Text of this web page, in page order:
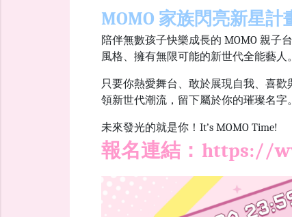
MOMO 家族閃亮新星計
陪伴無數孩子快樂成長的 MOMO 親子
風格、擁有無限可能的新世代全能藝人。
只要你熱愛舞台、敢於展現自我、喜
領新世代潮流，留下屬於你的璀璨名字。
未來發光的就是你！It’s MOMO Time!
報名連結： https://